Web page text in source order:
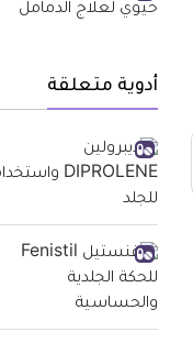
أدوية متعلقة